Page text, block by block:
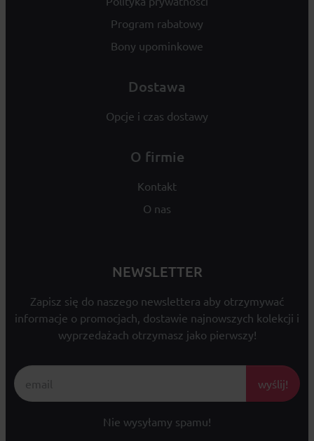
Program rabatowy
Bony upominkowe
Dostawa
Opcje i czas dostawy
O firmie
Kontakt
O nas
NEWSLETTER
Zapisz się do naszego newslettera aby otrzymywać
informacje o promocjach, dostawie najnowszych kolekcji i
wyprzedażach otrzymasz jako pierwszy!
wyślij!
Nie wysyłamy spamu!